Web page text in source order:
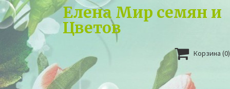
Елена Мир семян и
Цветов
 Корзина (0)